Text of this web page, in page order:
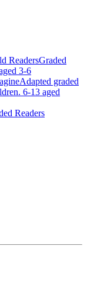
ReadersGraded
3-6
Adapted graded
6-13 aged
Readers